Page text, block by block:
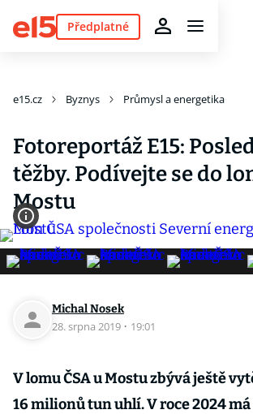
Předplatné
e15.cz Byznys Průmysl a energetika
Fotoreportáž E15:
těžby. Podívejte se do
Mostu
Michal Nosek
28. srpna 2019 · 19:01
V lomu ČSA u Mostu zbývá ještě
16 milionů tun uhlí. V roce 2024